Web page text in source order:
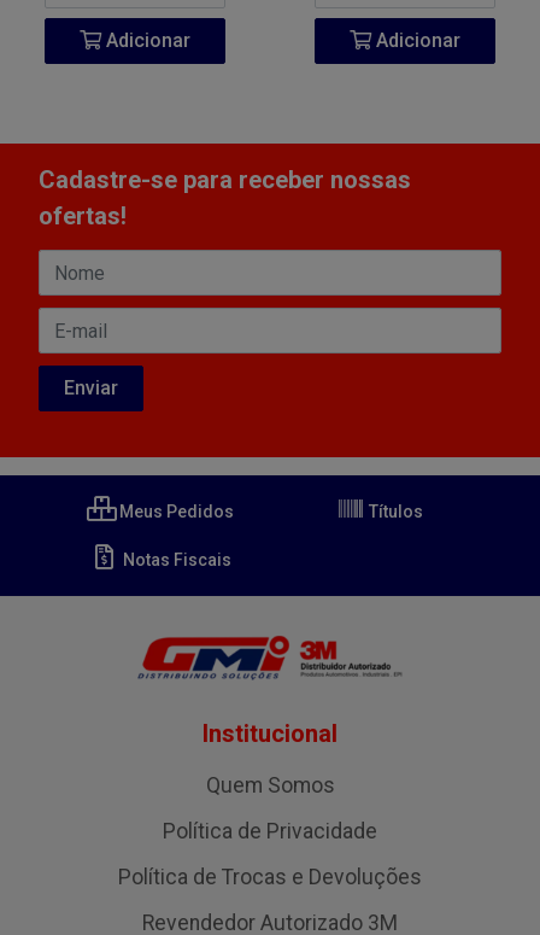
Adicionar Adicionar
Cadastre-se para receber nossas
ofertas!
Meus Pedidos Títulos
Notas Fiscais
Institucional
Quem Somos
Política de Privacidade
Política de Trocas e Devoluções
Revendedor Autorizado 3M